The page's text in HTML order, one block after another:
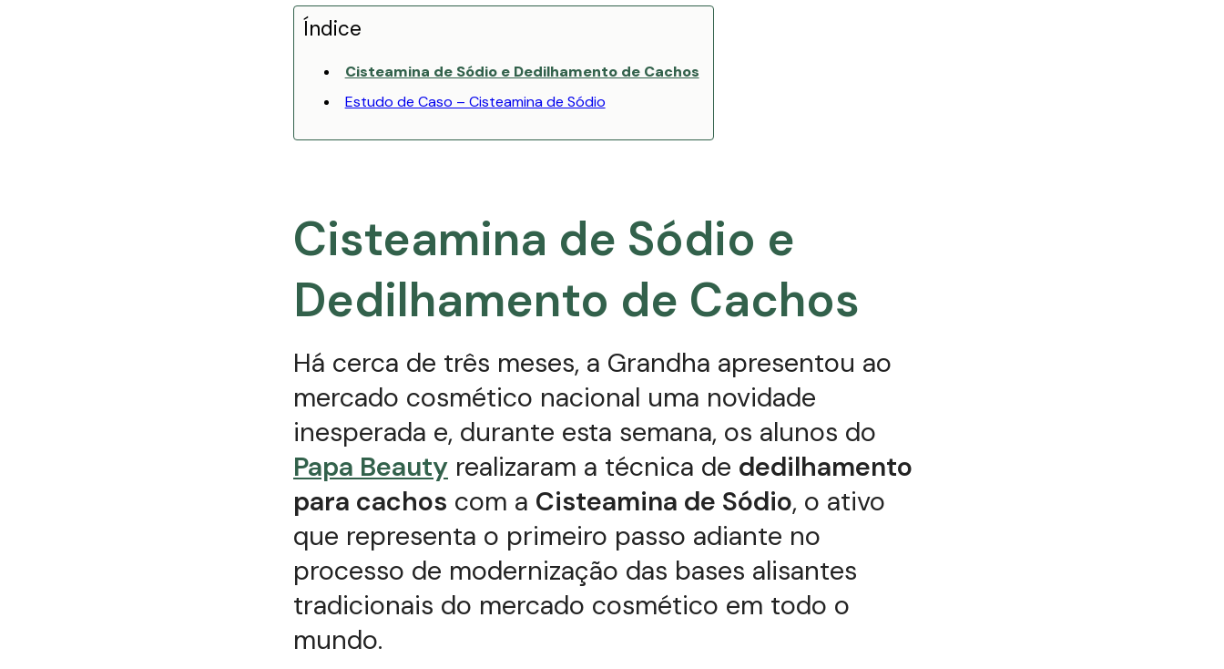
Índice
Cisteamina de Sódio e Dedilhamento de Cachos
Estudo de Caso – Cisteamina de Sódio
Cisteamina de Sódio e
Dedilhamento de Cachos
Há cerca de três meses, a Grandha apresentou ao
mercado cosmético nacional uma novidade
inesperada e, durante esta semana, os alunos do
Papa Beauty realizaram a técnica de dedilhamento
para cachos com a Cisteamina de Sódio, o ativo
que representa o primeiro passo adiante no
processo de modernização das bases alisantes
tradicionais do mercado cosmético em todo o
mundo.